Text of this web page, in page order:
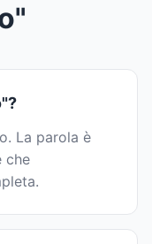
La parola è
che